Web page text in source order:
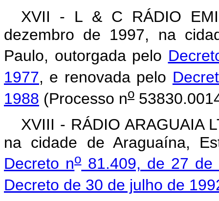
XVII - L & C RÁDIO
dezembro de 1997, na
Paulo, outorgada pelo
1977, e renovada pelo
1988 (Processo no
XVIII - RÁDIO ARAGUAIA
na cidade de Araguaína,
Decreto no81.409, de 27 de
Decreto de 30 de julho de